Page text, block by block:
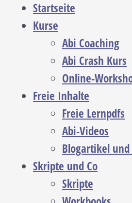
Startseite
Kurse
Abi Coaching
Abi Crash Kurs
Online-
Freie Inhalte
Freie Lernpdfs
Abi-Videos
Blogartikel und
Skripte und Co
Skripte